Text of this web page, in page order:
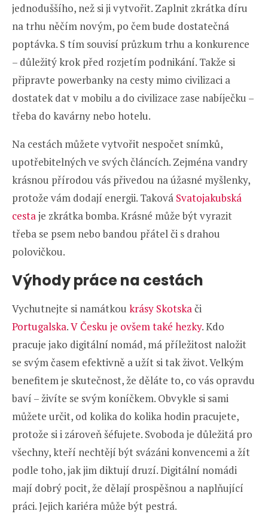
jednoduššího, než si ji vytvořit. Zaplnit zkrátka díru
na trhu něčím novým, po čem bude dostatečná
poptávka. S tím souvisí průzkum trhu a konkurence
– důležitý krok před rozjetím podnikání. Takže si
připravte powerbanky na cesty mimo civilizaci a
dostatek dat v mobilu a do civilizace zase nabíječku –
třeba do kavárny nebo hotelu.
Na cestách můžete vytvořit nespočet snímků,
upotřebitelných ve svých článcích. Zejména vandry
krásnou přírodou vás přivedou na úžasné myšlenky,
protože vám dodají energii. Taková Svatojakubská
cestaje zkrátka bomba. Krásné může být vyrazit
třeba se psem nebo bandou přátel či s drahou
polovičkou.
Výhody práce na cestách
Vychutnejte si namátkou krásy Skotskači
Portugalska.V Česku je ovšem také hezky. Kdo
pracuje jako digitální nomád, má příležitost naložit
se svým časem efektivně a užít si tak život. Velkým
benefitem je skutečnost, že děláte to, co vás opravdu
baví – živíte se svým koníčkem. Obvykle si sami
můžete určit, od kolika do kolika hodin pracujete,
protože si i zároveň šéfujete. Svoboda je důležitá pro
všechny, kteří nechtějí být svázáni konvencemi a žít
podle toho, jak jim diktují druzí. Digitální nomádi
mají dobrý pocit, že dělají prospěšnou a naplňující
práci. Jejich kariéra může být pestrá.